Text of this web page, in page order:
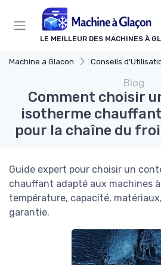
LE MEILLEUR DES MACHINES À
Machine a Glacon Conseils
Blog
Comment choisir
isotherme
pour la chaîne du
Guide expert pour choisir un
chauffant adapté aux machines
température, capacité,
garantie.
Panneau de gestion des cookies